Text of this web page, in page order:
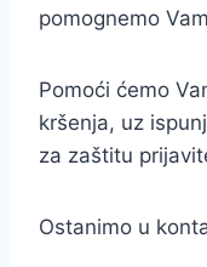
pomognemo
Pomoći ćemo
kršenja, uz
za zaštitu
Ostanimo u